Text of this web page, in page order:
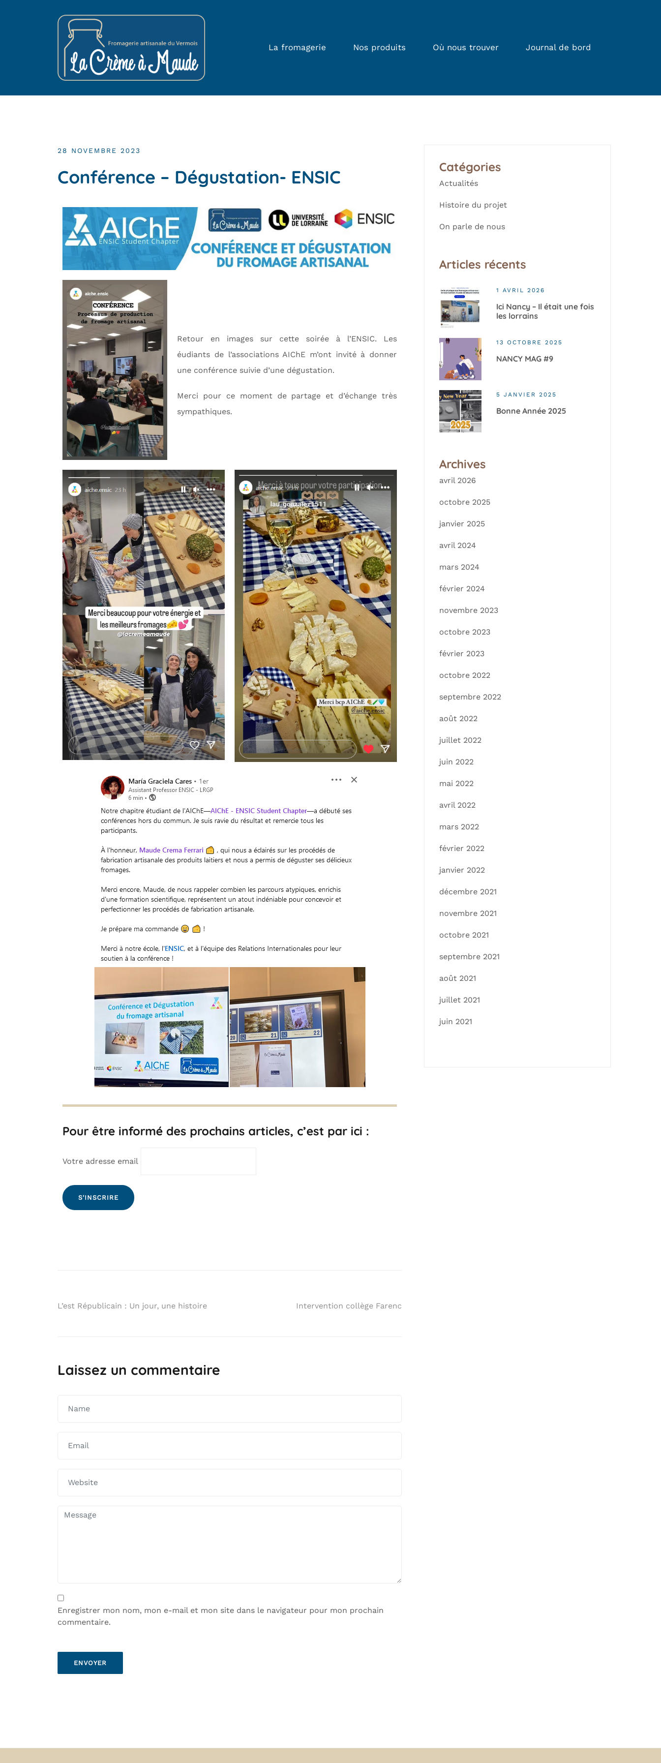
La fromagerie Nos produits Où nous trouver Journal de bord
28 NOVEMBRE 2023
Conférence – Dégustation- ENSIC
Retour en images sur cette soirée à l’ENSIC. Les
éudiants de l’associations AIChE m’ont invité à donner
une conférence suivie d’une dégustation.
Merci pour ce moment de partage et d’échange très
sympathiques.
Pour être informé des prochains articles, c’est par ici :
Votre adresse email
L’est Républicain : Un jour, une histoire Intervention collège Farenc
Laissez un commentaire
Enregistrer mon nom, mon e-mail et mon site dans le navigateur pour mon prochain
commentaire.
Catégories
Actualités
Histoire du projet
On parle de nous
Articles récents
1 AVRIL 2026
Ici Nancy – Il était une fois
les lorrains
13 OCTOBRE 2025
NANCY MAG #9
5 JANVIER 2025
Bonne Année 2025
Archives
avril 2026
octobre 2025
janvier 2025
avril 2024
mars 2024
février 2024
novembre 2023
octobre 2023
février 2023
octobre 2022
septembre 2022
août 2022
juillet 2022
juin 2022
mai 2022
avril 2022
mars 2022
février 2022
janvier 2022
décembre 2021
novembre 2021
octobre 2021
septembre 2021
août 2021
juillet 2021
juin 2021